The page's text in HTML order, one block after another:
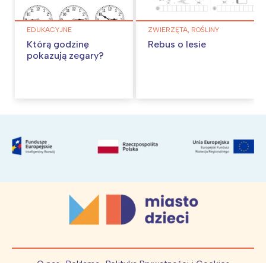
EDUKACYJNE
Którą godzinę
pokazują zegary?
ZWIERZĘTA, ROŚLINY
Rebus o lesie